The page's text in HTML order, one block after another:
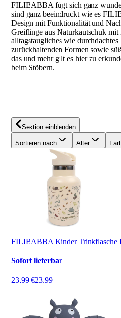
FILIBABBA fügt sich ganz
sind ganz beeindruckt wie es
Design mit Funktionalität und
Greiflinge aus Naturkautschuk mit
alltagstaugliches wie
zurückhaltenden Formen sowie
das und mehr gilt es hier zu
beim Stöbern.
Sektion einblenden
Sortieren nach Alter
FILIBABBA Kinder Trinkflasche
Sofort lieferbar
23,99 €23.99